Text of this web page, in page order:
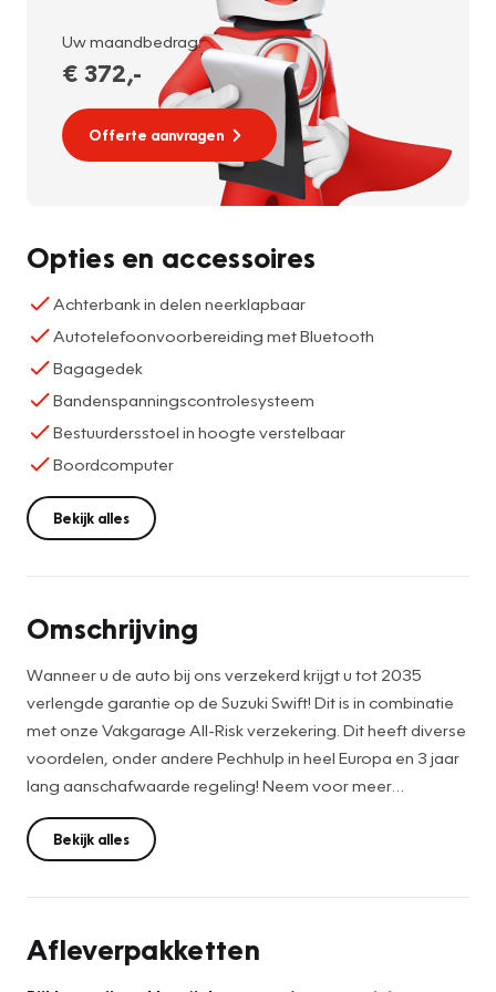
Uw maandbedrag:
€ 372,-
Offerte aanvragen
Opties en accessoires
Achterbank in delen neerklapbaar
Autotelefoonvoorbereiding met Bluetooth
Bagagedek
Bandenspanningscontrolesysteem
Bestuurdersstoel in hoogte verstelbaar
Boordcomputer
Bekijk alles
Omschrijving
Wanneer u de auto bij ons verzekerd krijgt u tot 2035
verlengde garantie op de Suzuki Swift! Dit is in combinatie
met onze Vakgarage All-Risk verzekering. Dit heeft diverse
voordelen, onder andere Pechhulp in heel Europa en 3 jaar
lang aanschafwaarde regeling! Neem voor meer
informatie contact met ons op!
Toonaangevende techniek en een hoge mate van
aandrijving van deze Suzuki wordt verzorgd door een
Bekijk alles
Afleverpakketten